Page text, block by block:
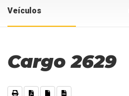
Veículos
Cargo 2629